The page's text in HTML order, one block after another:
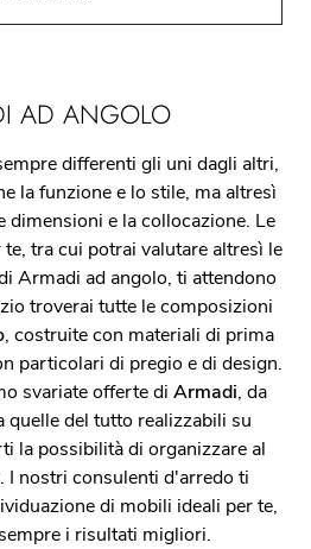
AD ANGOLO
differenti gli uni dagli altri,
la funzione e lo stile, ma altresì
dimensioni e la collocazione. Le
tra cui potrai valutare altresì le
Armadi ad angolo, ti attendono
troverai tutte le composizioni
, costruite con materiali di prima
particolari di pregio e di design.
svariate offerte di Armadi, da
quelle del tutto realizzabili su
la possibilità di organizzare al
I nostri consulenti d'arredo ti
di mobili ideali per te,
i risultati migliori.